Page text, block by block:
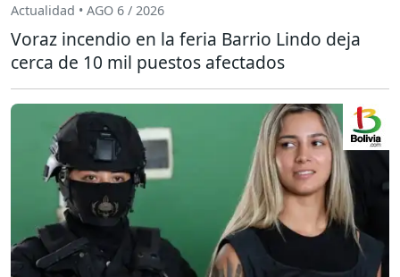
Actualidad • AGO 6 / 2026
Voraz incendio en la feria Barrio Lindo deja
cerca de 10 mil puestos afectados